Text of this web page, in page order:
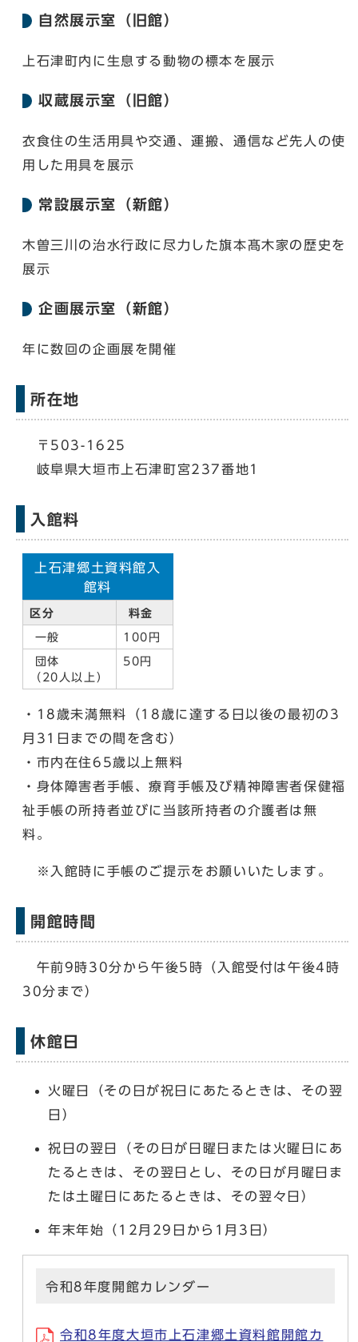
自然展示室（旧館）
上石津町内に生息する動物の標本を展示
収蔵展示室（旧館）
衣食住の生活用具や交通、運搬、通信など先人の使
用した用具を展示
常設展示室（新館）
木曽三川の治水行政に尽力した旗本髙木家の歴史を
展示
企画展示室（新館）
年に数回の企画展を開催
所在地
〒503-1625
岐阜県大垣市上石津町宮237番地1
入館料
上石津郷土資料館入
館料
区分 料金
一般 100円
団体
（20人以上）
50円
・18歳未満無料（18歳に達する日以後の最初の3
月31日までの間を含む）
・市内在住65歳以上無料
・身体障害者手帳、療育手帳及び精神障害者保健福
祉手帳の所持者並びに当該所持者の介護者は無
料。
※入館時に手帳のご提示をお願いいたします。
開館時間
午前9時30分から午後5時（入館受付は午後4時
30分まで）
休館日
火曜日（その日が祝日にあたるときは、その翌
日）
祝日の翌日（その日が日曜日または火曜日にあ
たるときは、その翌日とし、その日が月曜日ま
たは土曜日にあたるときは、その翌々日）
年末年始（12月29日から1月3日）
令和8年度開館カレンダー
令和8年度大垣市上石津郷土資料館開館カ